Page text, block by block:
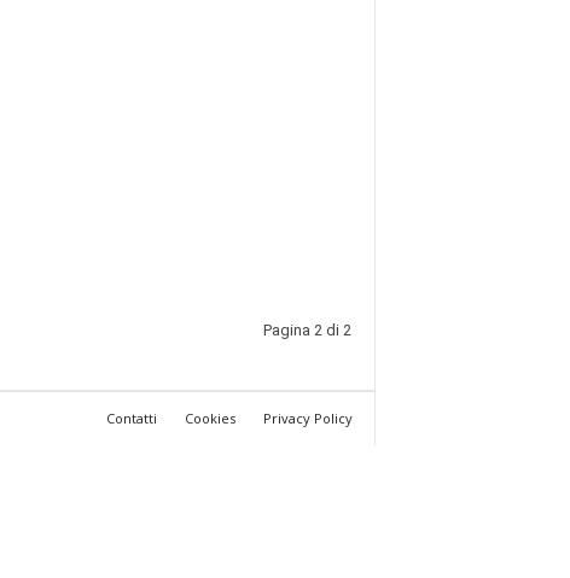
Pagina 2 di 2
Contatti Cookies Privacy Policy